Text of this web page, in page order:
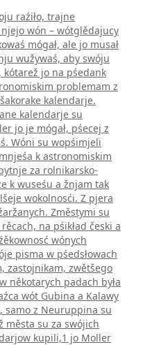
raźiło, trajne
wón – wótglědajucy
mógał, ale jo musał
wužywaś, aby swóju
jo na pśedank
problemam z
kalendarje.
kalendarje su
jo je mógał, pśecej z
Wóni su wopśimjeli
k astronomiskim
za rolnikarsko-
k wuseśu a žnjam tak
wokolnosći. Z pjera
Změstymi su
na pśikład česki a
wónych
pisma w pśedsłowach
zastojnikam, zwětšego
někotarych padach była
wót Gubina a Kalawy
samo z Neuruppina su
města su za swójich
kupili,1 jo Moller